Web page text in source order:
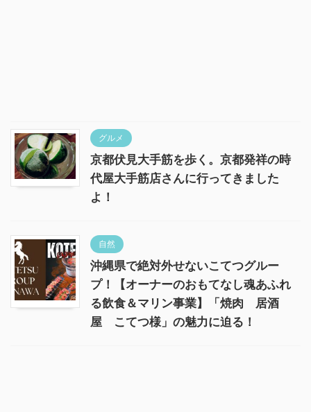
グルメ
京都伏見大手筋を歩く。京都発祥の時
代屋大手筋店さんに行ってきました
よ！
自然
沖縄県で絶対外せないこてつグルー
プ！【オーナーのおもてなし魂あふれ
る飲食＆マリン事業】「焼肉 居酒
屋 こてつ様」の魅力に迫る！